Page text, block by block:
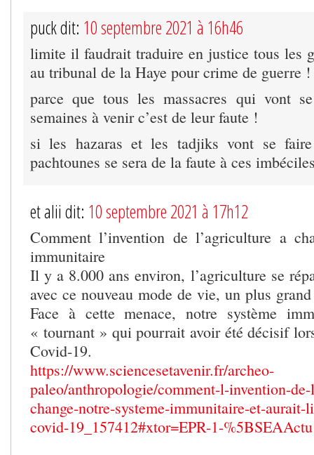
puck dit: 10 septembre 2021 à 16h46
limite il faudrait traduire en justice tous les
au tribunal de la Haye pour crime de guerre !
parce que tous les massacres qui vont
semaines à venir c’est de leur faute !
si les hazaras et les tadjiks vont se
pachtounes se sera de la faute à ces
et alii dit: 10 septembre 2021 à 17h12
Comment l’invention de l’agriculture a
immunitaire
Il y a 8.000 ans environ, l’agriculture se
avec ce nouveau mode de vie, un plus
Face à cette menace, notre système
« tournant » qui pourrait avoir été décisif
Covid-19.
https://www.sciencesetavenir.fr/archeo-
paleo/anthropologie/comment-l-invention-
change-notre-systeme-immunitaire-et-aurait-
covid-19_157412#xtor=EPR-1-